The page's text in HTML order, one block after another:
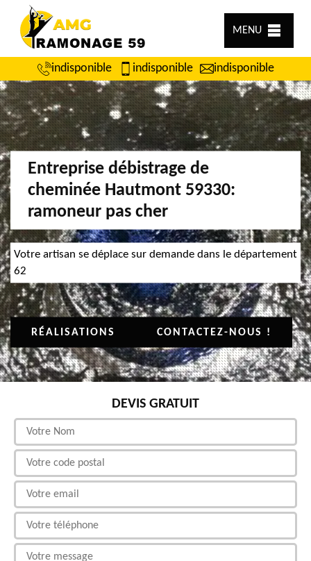
MENU
indisponible indisponible indisponible
Entreprise débistrage de
cheminée Hautmont 59330:
ramoneur pas cher
Votre artisan se déplace sur demande dans le département
62
RÉALISATIONS CONTACTEZ-NOUS !
DEVIS GRATUIT